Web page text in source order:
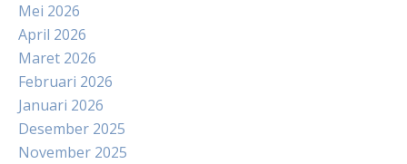
Mei 2026
April 2026
Maret 2026
Februari 2026
Januari 2026
Desember 2025
November 2025